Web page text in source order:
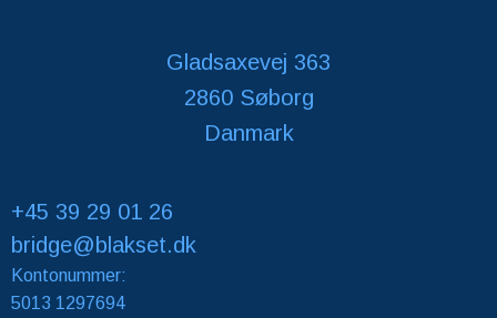
Gladsaxevej 363
2860 Søborg
Danmark
+45 39 29 01 26
bridge@blakset.dk
Kontonummer:
5013 1297694